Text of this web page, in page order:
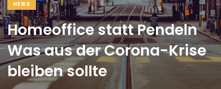
NEWS
Homeoffice statt Pendeln
Was aus der Corona-Krise
bleiben sollte